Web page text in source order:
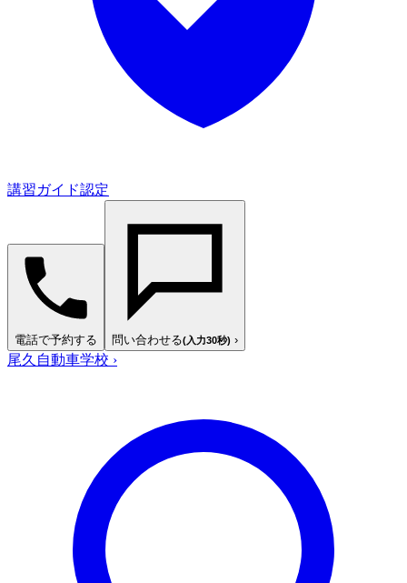
講習ガイド認定
電話で予約する 問い合わせる(入力30秒) ›
尾久自動車学校 ›